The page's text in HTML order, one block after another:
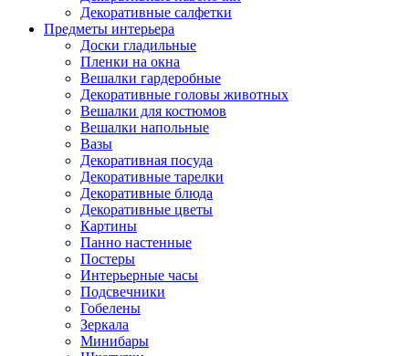
Декоративные салфетки
Предметы интерьера
Доски гладильные
Пленки на окна
Вешалки гардеробные
Декоративные головы животных
Вешалки для костюмов
Вешалки напольные
Вазы
Декоративная посуда
Декоративные тарелки
Декоративные блюда
Декоративные цветы
Картины
Панно настенные
Постеры
Интерьерные часы
Подсвечники
Гобелены
Зеркала
Минибары